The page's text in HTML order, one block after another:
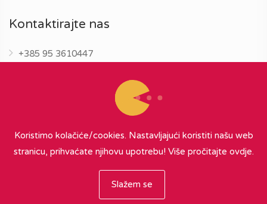
Kontaktirajte nas
+385 95 3610447
Koristimo kolačiće/cookies. Nastavljajući koristiti našu web
stranicu, prihvaćate njihovu upotrebu! Više pročitajte ovdje.
Slažem se